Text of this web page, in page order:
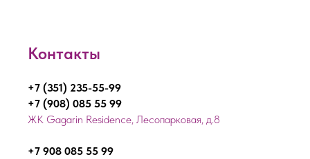
Контакты
+7 (351) 235-55-99
+7 (908) 085 55 99
ЖК Gagarin Residence, Лесопарковая, д.8
+7 908 085 55 99